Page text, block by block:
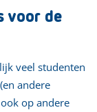
voor de
veel studenten
andere
op andere